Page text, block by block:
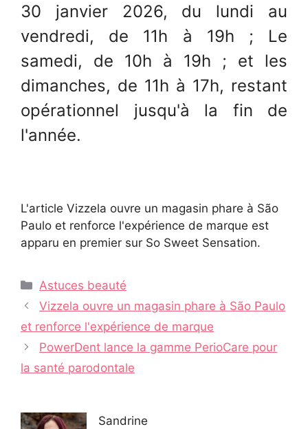
30 janvier 2026, du lundi au
vendredi, de 11h à 19h ; Le
samedi, de 10h à 19h ; et les
dimanches, de 11h à 17h, restant
opérationnel jusqu'à la fin de
l'année.
L'article Vizzela ouvre un magasin phare à São
Paulo et renforce l'expérience de marque est
apparu en premier sur So Sweet Sensation.
Catégories
Astuces beauté
Navigation
des
Vizzela ouvre un magasin phare à São Paulo
et renforce l'expérience de marque
PowerDent lance la gamme PerioCare pour
la santé parodontale
Sandrine